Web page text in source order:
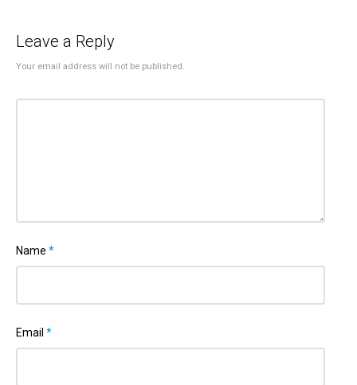
Leave a Reply
Your email address will not be published.
Name *
Email *